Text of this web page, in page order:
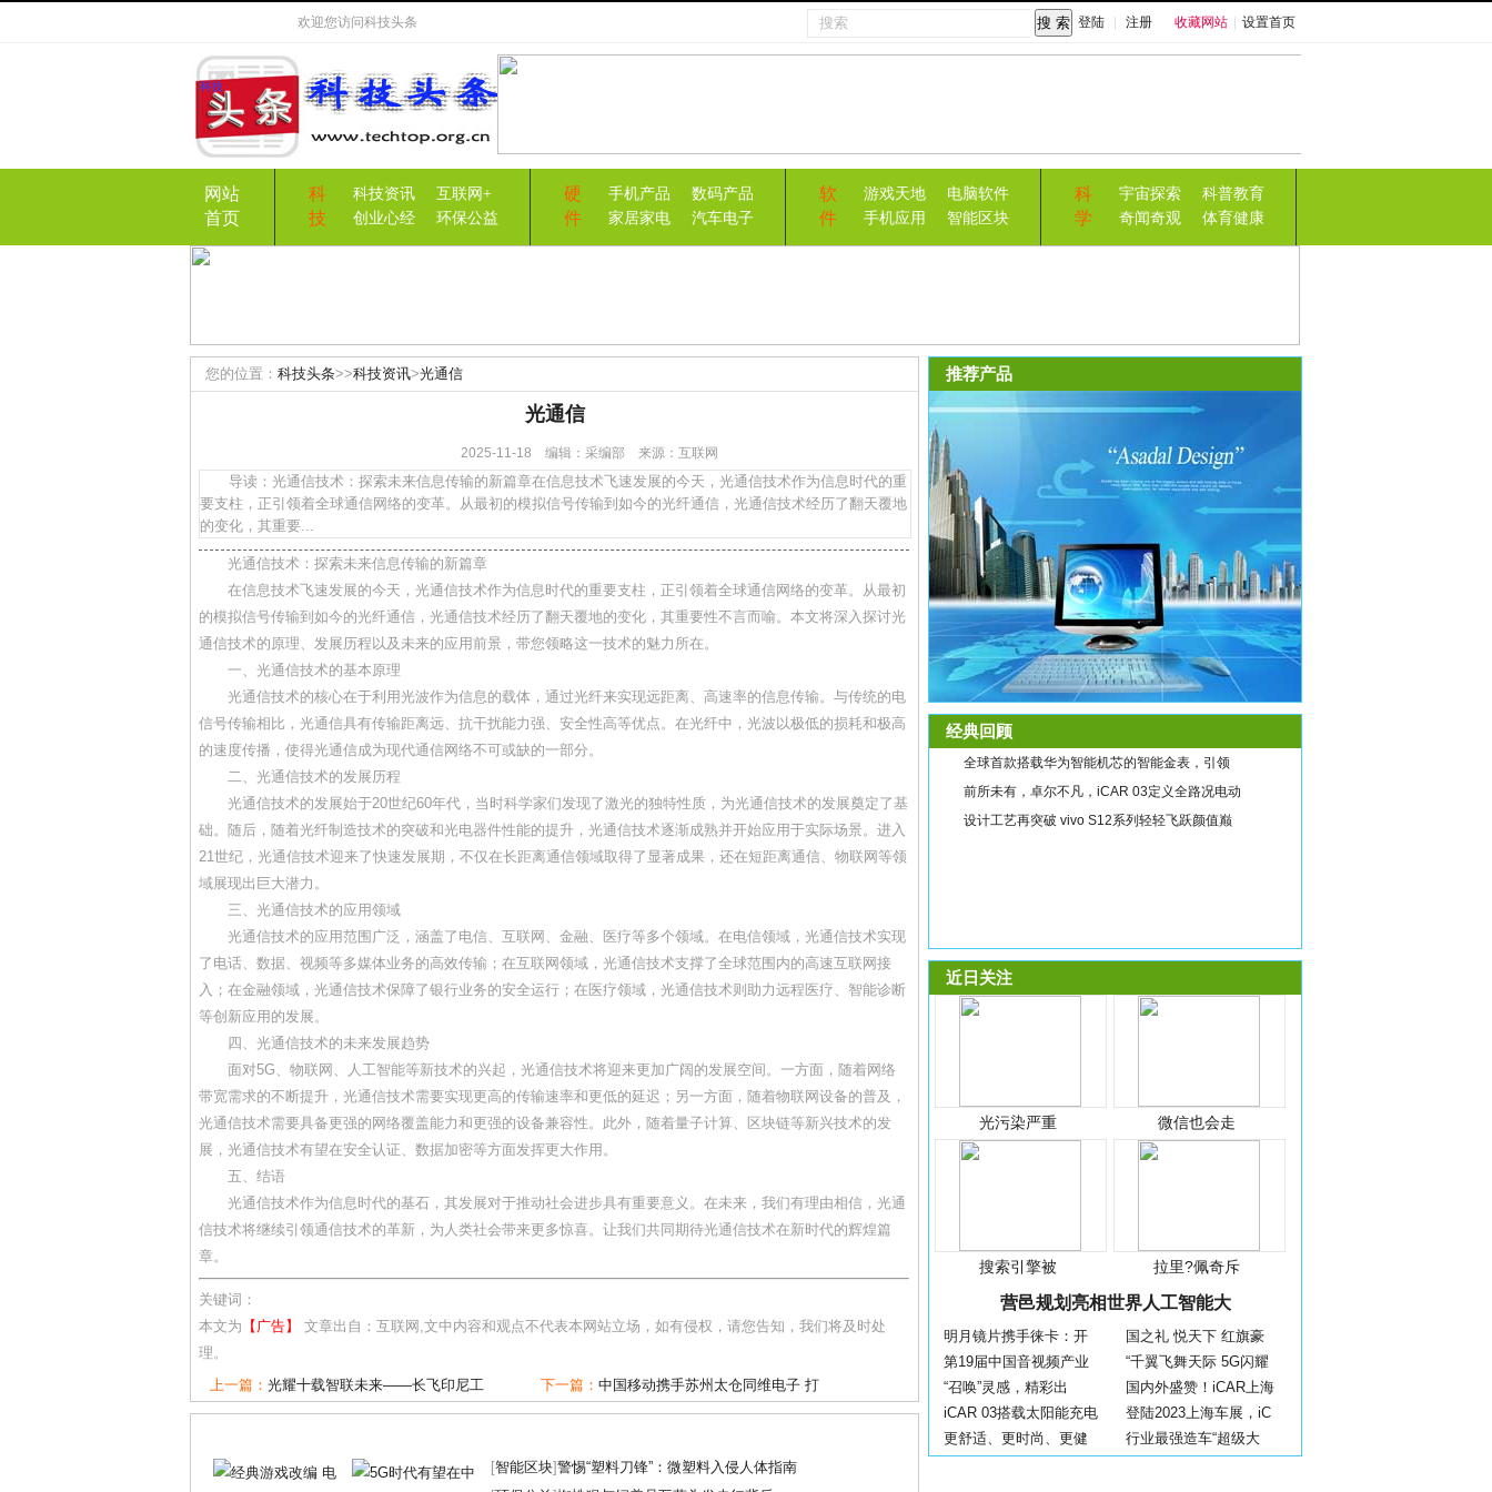
欢迎您访问科技头条 收藏网站 设置首页
登陆 注册
网站
首页
科
技
科技资讯
互联网+
创业心经
环保公益
硬
件
手机产品
数码产品
家居家电
汽车电子
软
件
游戏天地
电脑软件
手机应用
智能区块
科
学
宇宙探索
科普教育
奇闻奇观
体育健康
您的位置： 科技头条>>科技资讯>光通信
光通信
2025-11-18 编辑：采编部 来源：互联网
导读：光通信技术：探索未来信息传输的新篇章在信息技术飞速发展的今天，光通信技术作为信息时代的重
要支柱，正引领着全球通信网络的变革。从最初的模拟信号传输到如今的光纤通信，光通信技术经历了翻天覆地
的变化，其重要...
光通信技术：探索未来信息传输的新篇章
在信息技术飞速发展的今天，光通信技术作为信息时代的重要支柱，正引领着全球通信网络的变革。从最初
的模拟信号传输到如今的光纤通信，光通信技术经历了翻天覆地的变化，其重要性不言而喻。本文将深入探讨光
通信技术的原理、发展历程以及未来的应用前景，带您领略这一技术的魅力所在。
一、光通信技术的基本原理
光通信技术的核心在于利用光波作为信息的载体，通过光纤来实现远距离、高速率的信息传输。与传统的电
信号传输相比，光通信具有传输距离远、抗干扰能力强、安全性高等优点。在光纤中，光波以极低的损耗和极高
的速度传播，使得光通信成为现代通信网络不可或缺的一部分。
二、光通信技术的发展历程
光通信技术的发展始于20世纪60年代，当时科学家们发现了激光的独特性质，为光通信技术的发展奠定了基
础。随后，随着光纤制造技术的突破和光电器件性能的提升，光通信技术逐渐成熟并开始应用于实际场景。进入
21世纪，光通信技术迎来了快速发展期，不仅在长距离通信领域取得了显著成果，还在短距离通信、物联网等领
域展现出巨大潜力。
三、光通信技术的应用领域
光通信技术的应用范围广泛，涵盖了电信、互联网、金融、医疗等多个领域。在电信领域，光通信技术实现
了电话、数据、视频等多媒体业务的高效传输；在互联网领域，光通信技术支撑了全球范围内的高速互联网接
入；在金融领域，光通信技术保障了银行业务的安全运行；在医疗领域，光通信技术则助力远程医疗、智能诊断
等创新应用的发展。
四、光通信技术的未来发展趋势
面对5G、物联网、人工智能等新技术的兴起，光通信技术将迎来更加广阔的发展空间。一方面，随着网络
带宽需求的不断提升，光通信技术需要实现更高的传输速率和更低的延迟；另一方面，随着物联网设备的普及，
光通信技术需要具备更强的网络覆盖能力和更强的设备兼容性。此外，随着量子计算、区块链等新兴技术的发
展，光通信技术有望在安全认证、数据加密等方面发挥更大作用。
五、结语
光通信技术作为信息时代的基石，其发展对于推动社会进步具有重要意义。在未来，我们有理由相信，光通
信技术将继续引领通信技术的革新，为人类社会带来更多惊喜。让我们共同期待光通信技术在新时代的辉煌篇
章。
关键词：
本文为 【广告】
文章出自：互联网,文中内容和观点不代表本网站立场，如有侵权，请您告知，我们将及时处
理。
上一篇： 光耀十载智联未来——长飞印尼工 下一篇： 中国移动携手苏州太仓同维电子 打
[智能区块]警惕“塑料刀锋”：微塑料入侵人体指南
推荐产品
经典回顾
全球首款搭载华为智能机芯的智能金表，引领
前所未有，卓尔不凡，iCAR 03定义全路况电动
设计工艺再突破 vivo S12系列轻轻飞跃颜值巅
近日关注
光污染严重 微信也会走
搜索引擎被 拉里?佩奇斥
营邑规划亮相世界人工智能大
明月镜片携手徕卡：开
国之礼 悦天下 红旗豪
第19届中国音视频产业
“千翼飞舞天际 5G闪耀
“召唤”灵感，精彩出
国内外盛赞！iCAR上海
iCAR 03搭载太阳能充电
登陆2023上海车展，iC
更舒适、更时尚、更健
行业最强造车“超级大